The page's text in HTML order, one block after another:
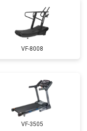
VF-8008
VF-3505